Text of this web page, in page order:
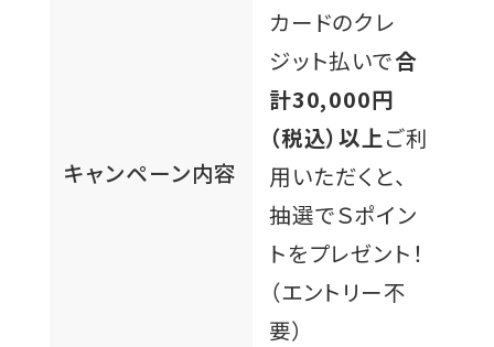
キャンペーン内容
カードのクレ
ジット払いで合
計30,000円
（税込）以上ご利
用いただくと、
抽選でＳポイン
トをプレゼント！
（エントリー不
要）